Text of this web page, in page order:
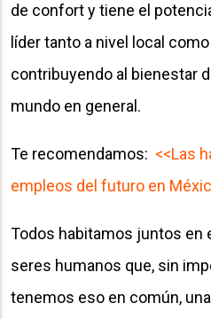
de confort y tiene el
líder tanto a nivel local
contribuyendo al bienestar
mundo en general.
Te recomendamos: <<Las
empleos del futuro en
Todos habitamos juntos en
seres humanos que, sin
tenemos eso en común,